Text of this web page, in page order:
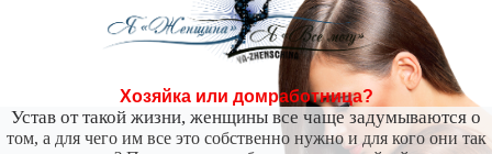
Хозяйка или домработница?
Устав от такой жизни, женщины все чаще задумываются о
том, а для чего им все это собственно нужно и для кого они так